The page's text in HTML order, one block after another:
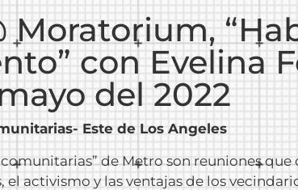
Moratorium,
con Evelina
del 2022
Este de Los Angeles
comunitarias” de Metro son reuniones
el activismo y las ventajas de los